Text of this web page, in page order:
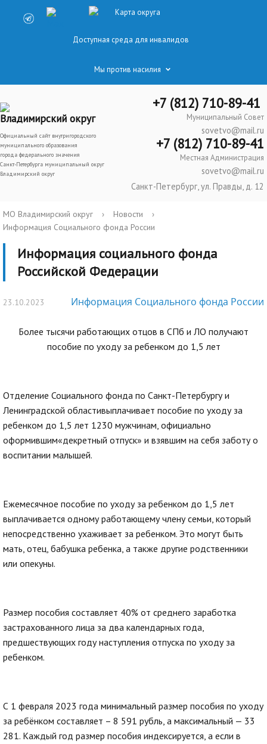
Карта округа
Доступная среда для инвалидов
Мы против насилия
Владимирский округ
Официальный сайт внутригородского
муниципального образования
города федерального значения
Санкт-Петербурга муниципальный округ
Владимирский округ
+7 (812) 710-89-41
Муниципальный Совет
sovetvo@mail.ru
+7 (812) 710-89-41
Местная Администрация
sovetvo@mail.ru
Санкт-Петербург, ул. Правды, д. 12
МО Владимирский округ › Новости
›
Информация Социального фонда России
Информация социального фонда
Российской Федерации
23.10.2023 Информация Социального фонда России
Более тысячи работающих отцов в СПб и ЛО получают
пособие по уходу за ребенком до 1,5 лет
Отделение Социального фонда по Санкт-Петербургу и
Ленинградской областивыплачивает пособие по уходу за
ребенком до 1,5 лет 1230 мужчинам, официально
оформившим«декретный отпуск» и взявшим на себя заботу о
воспитании малышей.
Ежемесячное пособие по уходу за ребенком до 1,5 лет
выплачивается одному работающему члену семьи, который
непосредственно ухаживает за ребенком. Это могут быть
мать, отец, бабушка ребенка, а также другие родственники
или опекуны.
Размер пособия составляет 40% от среднего заработка
застрахованного лица за два календарных года,
предшествующих году наступления отпуска по уходу за
ребенком.
С 1 февраля 2023 года минимальный размер пособия по уходу
за ребёнком составляет – 8 591 рубль, а максимальный — 33
281. Каждый год размер пособия индексируется, а если в